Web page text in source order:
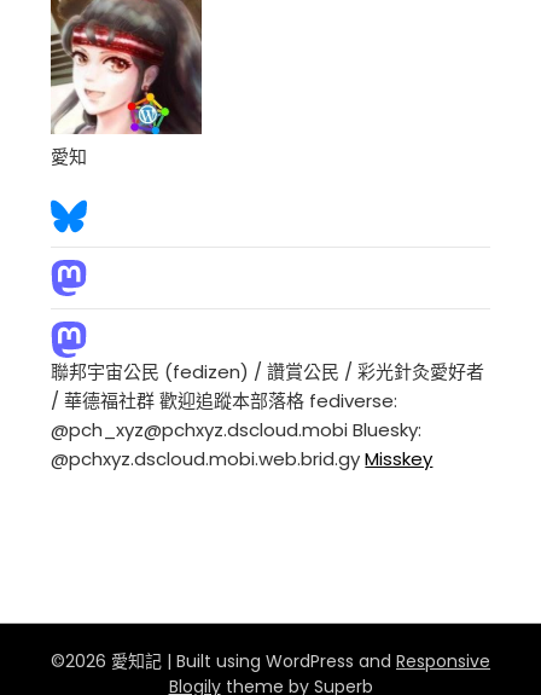
愛知
聯邦宇宙公民 (fedizen) / 讚賞公民 / 彩光針灸愛好者
/ 華德福社群 歡迎追蹤本部落格 fediverse:
@pch_xyz@pchxyz.dscloud.mobi Bluesky:
@pchxyz.dscloud.mobi.web.brid.gyMisskey
©2026 愛知記 | Built using WordPress and Responsive
Blogilytheme by Superb